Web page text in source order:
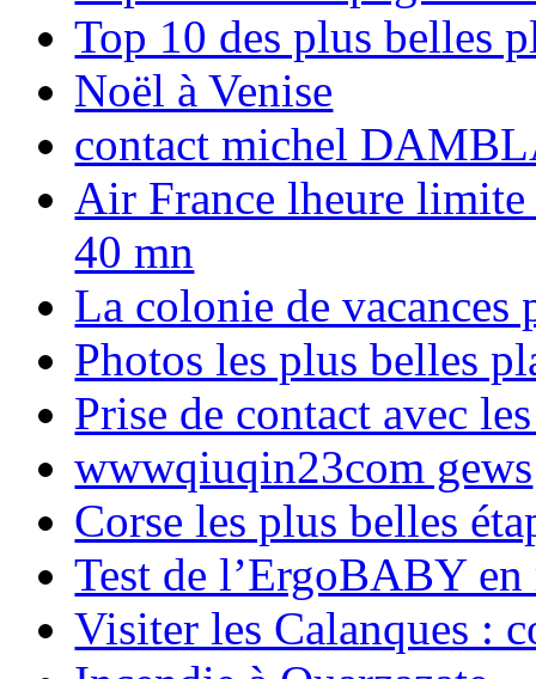
Top 10 des plus belles
Noël à Venise
contact michel
Air France lheure limite
40 mn
La colonie de vacances
Photos les plus belles
Prise de contact avec
wwwqiuqin23com gews
Corse les plus belles
Test de l’ErgoBABY en
Visiter les Calanques :